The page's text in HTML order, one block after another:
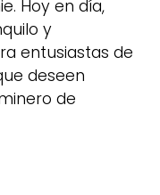
Hoy en día,
y
entusiastas de
deseen
de